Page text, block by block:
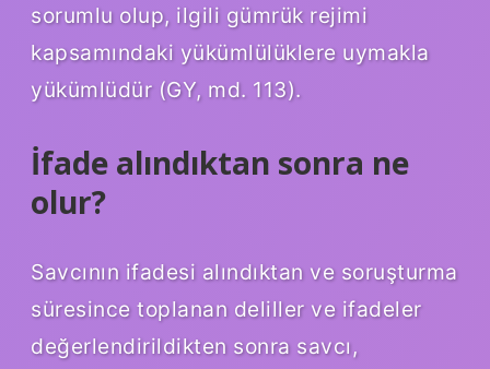
sorumlu olup, ilgili gümrük rejimi
kapsamındaki yükümlülüklere uymakla
yükümlüdür (GY, md. 113).
İfade alındıktan sonra ne
olur?
Savcının ifadesi alındıktan ve soruşturma
süresince toplanan deliller ve ifadeler
değerlendirildikten sonra savcı,